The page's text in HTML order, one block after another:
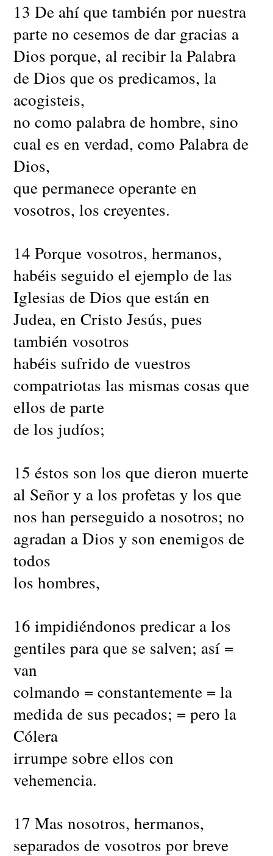
13 De ahí que también por nuestra
parte no cesemos de dar gracias a
Dios porque, al recibir la Palabra
de Dios que os predicamos, la
acogisteis,
no como palabra de hombre, sino
cual es en verdad, como Palabra de
Dios,
que permanece operante en
vosotros, los creyentes.
14 Porque vosotros, hermanos,
habéis seguido el ejemplo de las
Iglesias de Dios que están en
Judea, en Cristo Jesús, pues
también vosotros
habéis sufrido de vuestros
compatriotas las mismas cosas que
ellos de parte
de los judíos;
15 éstos son los que dieron muerte
al Señor y a los profetas y los que
nos han perseguido a nosotros; no
agradan a Dios y son enemigos de
todos
los hombres,
16 impidiéndonos predicar a los
gentiles para que se salven; así =
van
colmando = constantemente = la
medida de sus pecados; = pero la
Cólera
irrumpe sobre ellos con
vehemencia.
17 Mas nosotros, hermanos,
separados de vosotros por breve